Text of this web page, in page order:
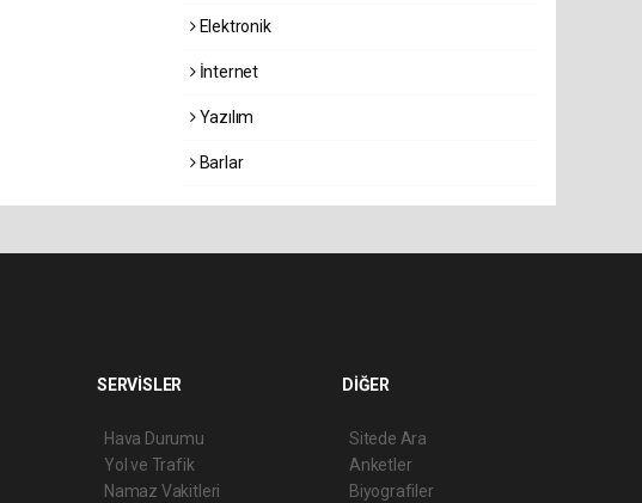
Elektronik
İnternet
Yazılım
Barlar
SERVİSLER
Hava Durumu
Yol ve Trafik
Namaz Vakitleri
DİĞER
Sitede Ara
Anketler
Biyografiler